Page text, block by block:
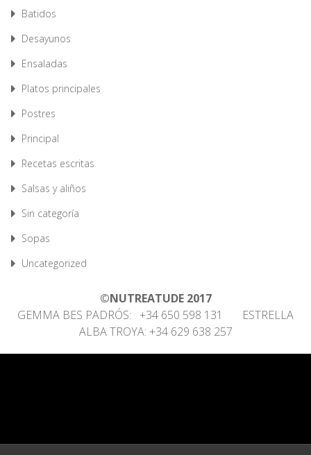
Batidos
Desayunos
Ensaladas
Platos principales
Postres
Principal
Recetas escritas
Salsas y aliños
Sin categoría
Sopas
Uncategorized
©NUTREATUDE 2017
GEMMA BES PADRÓS: +34 650 598 131 ESTRELLA
ALBA TROYA: +34 629 638 257